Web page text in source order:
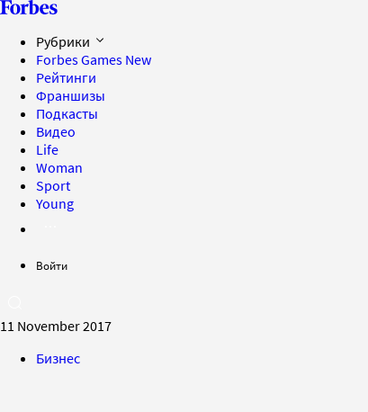
Рубрики
Forbes Games New
Рейтинги
Франшизы
Подкасты
Видео
Life
Woman
Sport
Young
Войти
11 November 2017
Бизнес